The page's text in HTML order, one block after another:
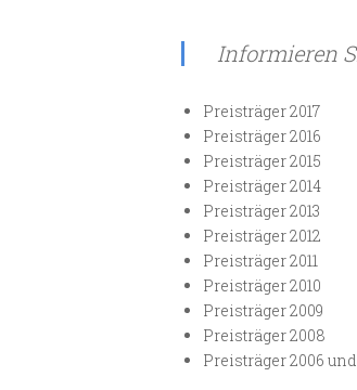
Informieren
Preisträger 2017
Preisträger 2016
Preisträger 2015
Preisträger 2014
Preisträger 2013
Preisträger 2012
Preisträger 2011
Preisträger 2010
Preisträger 2009
Preisträger 2008
Preisträger 2006